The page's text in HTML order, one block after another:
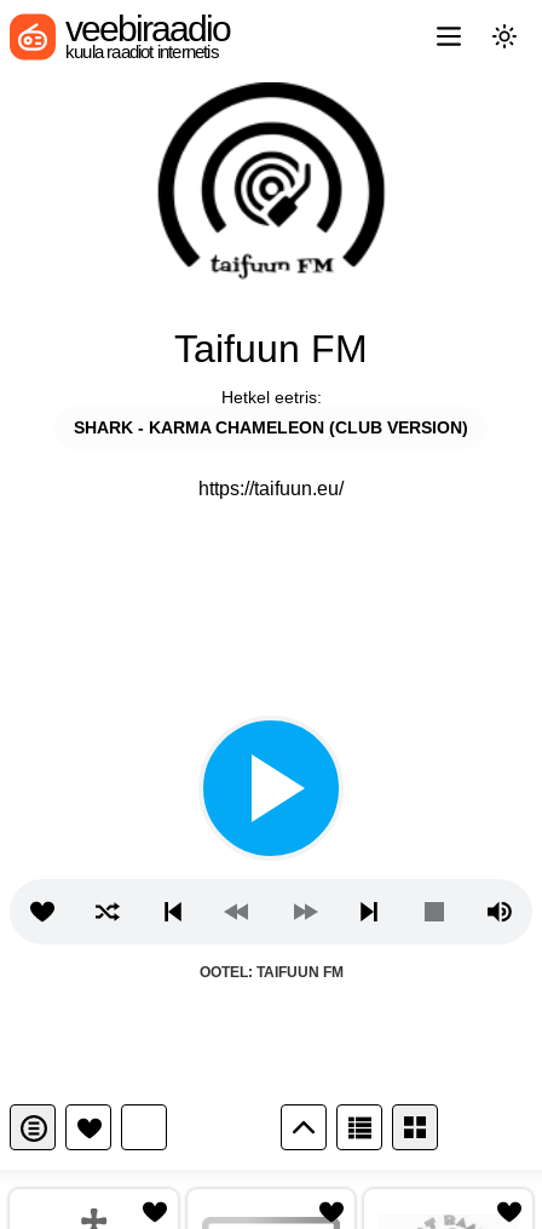
veebiraadio
kuula raadiot internetis
Taifuun FM
Hetkel eetris:
SHARK - KARMA CHAMELEON (CLUB VERSION)
https://taifuun.eu/
OOTEL: TAIFUUN FM